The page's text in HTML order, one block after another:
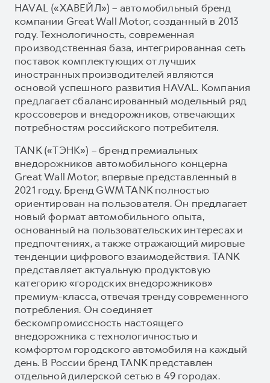
HAVAL («ХАВЕЙЛ») – автомобильный бренд
компании Great Wall Motor, созданный в 2013
году. Технологичность, современная
производственная база, интегрированная сеть
поставок комплектующих от лучших
иностранных производителей являются
основой успешного развития HAVAL. Компания
предлагает сбалансированный модельный ряд
кроссоверов и внедорожников, отвечающих
потребностям российского потребителя.
TANK («ТЭНК») – бренд премиальных
внедорожников автомобильного концерна
Great Wall Motor, впервые представленный в
2021 году. Бренд GWM TANK полностью
ориентирован на пользователя. Он предлагает
новый формат автомобильного опыта,
основанный на пользовательских интересах и
предпочтениях, а также отражающий мировые
тенденции цифрового взаимодействия. TANK
представляет актуальную продуктовую
категорию «городских внедорожников»
премиум-класса, отвечая тренду современного
потребления. Он соединяет
бескомпромиссность настоящего
внедорожника с технологичностью и
комфортом городского автомобиля на каждый
день. В России бренд TANK представлен
отдельной дилерской сетью в 49 городах.